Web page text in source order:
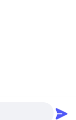
Technology